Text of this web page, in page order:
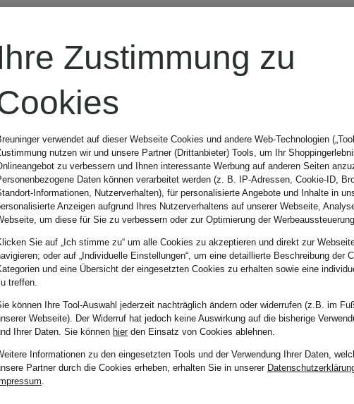
TIGER OF
SWEDEN
Ledergürtel
ECUS
79,99 €
Ursprünglich:
99,99 €
Zustimmung zu
verwendet auf dieser Webseite Cookies und andere Web-Technologien
nutzen wir und unsere Partner (Drittanbieter) Tools, um Ihr
zu verbessern und Ihnen interessante Werbung auf anderen Seiten
Daten können verarbeitet werden (z. B. IP-Adressen, Cookie-ID,
Informationen, Nutzerverhalten), für personalisierte Angebote und Inhalte in
Anzeigen aufgrund Ihres Nutzerverhaltens auf unserer Webseite,
um diese für Sie zu verbessern oder zur Optimierung der
Sie auf „Ich stimme zu“ um alle Cookies zu akzeptieren und direkt zur
oder auf „Individuelle Einstellungen“, um eine detaillierte Beschreibung der
und eine Übersicht der eingesetzten Cookies zu erhalten sowie eine
treffen.
können Ihre Tool-Auswahl jederzeit nachträglich ändern oder widerrufen (z.B. im
Webseite). Der Widerruf hat jedoch keine Auswirkung auf die bisherige
Ihrer Daten. Sie können hierden Einsatz von Cookies ablehnen.
Informationen zu den eingesetzten Tools und der Verwendung Ihrer Daten,
Partner durch die Cookies erheben, erhalten Sie in unserer
.